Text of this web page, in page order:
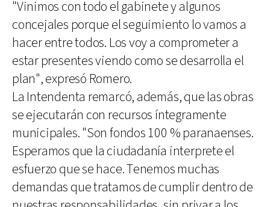
"Vinimos con todo el gabinete y algunos
concejales porque el seguimiento lo vamos a
hacer entre todos. Los voy a comprometer a
estar presentes viendo como se desarrolla el
plan", expresó Romero.
La Intendenta remarcó, además, que las obras
se ejecutarán con recursos íntegramente
municipales. "Son fondos 100 % paranaenses.
Esperamos que la ciudadanía interprete el
esfuerzo que se hace. Tenemos muchas
demandas que tratamos de cumplir dentro de